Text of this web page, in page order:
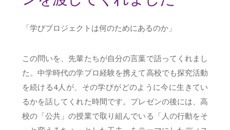
「学びプロジェクトは何のためにあるのか」
この問いを、先輩たちが自分の言葉で語ってくれまし
た。中学時代の学プロ経験を携えて高校でも探究活動
を続ける4人が、その学びがどのように今に生きてい
るかを話してくれた時間です。プレゼンの後には、高
校の「公共」の授業で取り組んでいる「人の行動をそ